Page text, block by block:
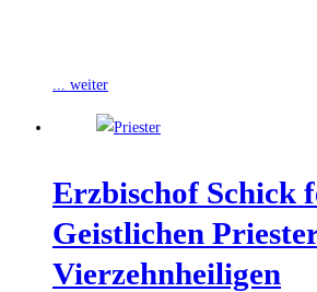
... weiter
Erz­bi­schof Schick
Geist­li­chen
Vierzehnheiligen